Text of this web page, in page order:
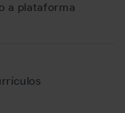
a plataforma